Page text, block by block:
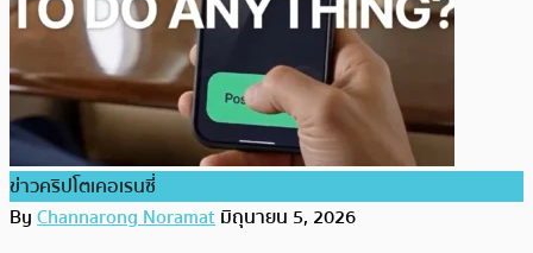
ข่าวคริปโตเคอเรนซี่
ByChannarong Noramatมิถุนายน 5, 2026